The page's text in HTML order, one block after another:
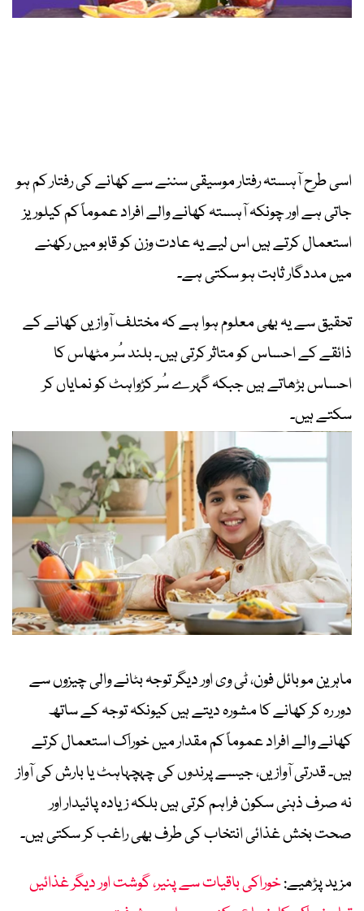
اسی طرح آہستہ رفتار موسیقی سننے سے کھانے کی رفتار کم ہو
جاتی ہے اور چونکہ آہستہ کھانے والے افراد عموماً کم کیلوریز
استعمال کرتے ہیں اس لیے یہ عادت وزن کو قابو میں رکھنے
میں مددگار ثابت ہو سکتی ہے۔
تحقیق سے یہ بھی معلوم ہوا ہے کہ مختلف آوازیں کھانے کے
ذائقے کے احساس کو متاثر کرتی ہیں۔ بلند سُر مٹھاس کا
احساس بڑھاتے ہیں جبکہ گہرے سُر کڑواہٹ کو نمایاں کر
سکتے ہیں۔
ماہرین موبائل فون، ٹی وی اور دیگر توجہ بٹانے والی چیزوں سے
دور رہ کر کھانے کا مشورہ دیتے ہیں کیونکہ توجہ کے ساتھ
کھانے والے افراد عموماً کم مقدار میں خوراک استعمال کرتے
ہیں۔ قدرتی آوازیں، جیسے پرندوں کی چہچہاہٹ یا بارش کی آواز
نہ صرف ذہنی سکون فراہم کرتی ہیں بلکہ زیادہ پائیدار اور
صحت بخش غذائی انتخاب کی طرف بھی راغب کر سکتی ہیں۔
مزید پڑھیے:خوراکی باقیات سے پنیر، گوشت اور دیگر غذائیں